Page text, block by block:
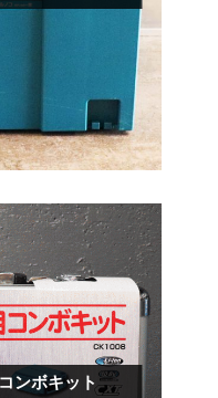
ンボキット